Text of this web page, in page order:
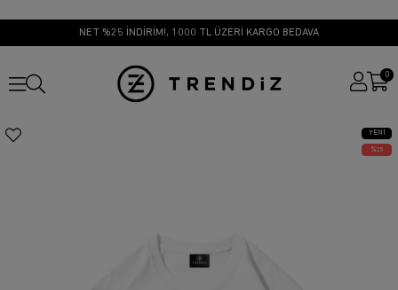
NET %25 İNDİRİM!, 1000 TL ÜZERİ KARGO BEDAVA
0
YENI
ÜRÜN
25